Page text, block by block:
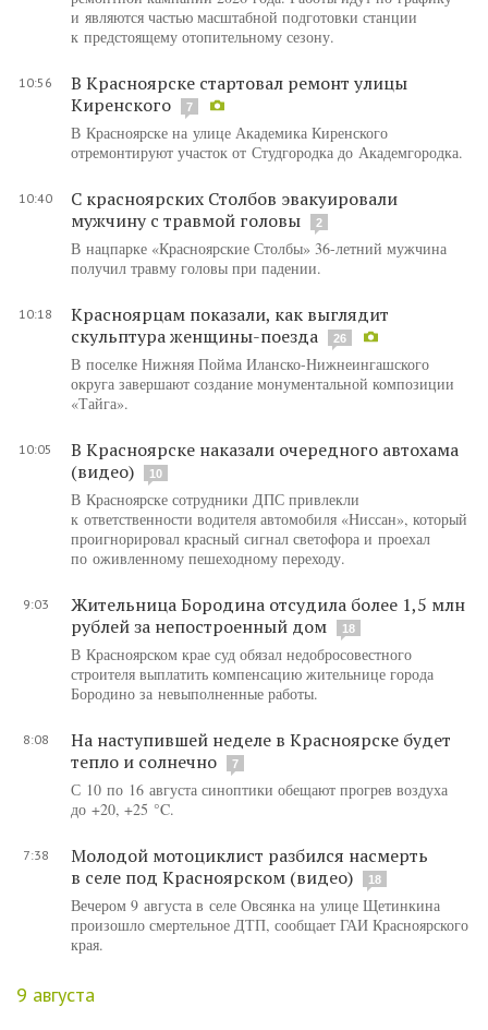
и являются частью масштабной подготовки станции
к предстоящему отопительному сезону.
10:56
В Красноярске стартовал ремонт улицы
Киренского
7
В Красноярске на улице Академика Киренского
отремонтируют участок от Студгородка до Академгородка.
10:40
С красноярских Столбов эвакуировали
мужчину с травмой головы
2
В нацпарке «Красноярские Столбы» 36-летний мужчина
получил травму головы при падении.
10:18
Красноярцам показали, как выглядит
скульптура женщины-поезда
26
В поселке Нижняя Пойма Иланско-Нижнеингашского
округа завершают создание монументальной композиции
«Тайга».
10:05
В Красноярске наказали очередного автохама
(видео)
10
В Красноярске сотрудники ДПС привлекли
к ответственности водителя автомобиля «Ниссан», который
проигнорировал красный сигнал светофора и проехал
по оживленному пешеходному переходу.
9:03
Жительница Бородина отсудила более 1,5 млн
рублей за непостроенный дом
18
В Красноярском крае суд обязал недобросовестного
строителя выплатить компенсацию жительнице города
Бородино за невыполненные работы.
8:08
На наступившей неделе в Красноярске будет
тепло и солнечно
7
С 10 по 16 августа синоптики обещают прогрев воздуха
до +20, +25 °C.
7:38
Молодой мотоциклист разбился насмерть
в селе под Красноярском (видео)
18
Вечером 9 августа в селе Овсянка на улице Щетинкина
произошло смертельное ДТП, сообщает ГАИ Красноярского
края.
9 августа